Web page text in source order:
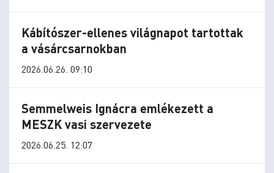
Kábítószer-ellenes világnapot tartottak
a vásárcsarnokban
2026.06.26. 09:10
Semmelweis Ignácra emlékezett a
MESZK vasi szervezete
2026.06.25. 12:07